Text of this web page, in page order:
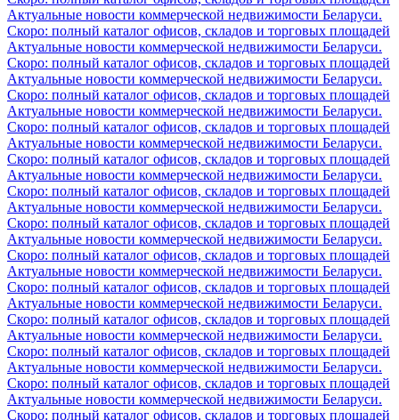
Актуальные новости коммерческой недвижимости Беларуси.
Скоро: полный каталог офисов, складов и торговых площадей
Актуальные новости коммерческой недвижимости Беларуси.
Скоро: полный каталог офисов, складов и торговых площадей
Актуальные новости коммерческой недвижимости Беларуси.
Скоро: полный каталог офисов, складов и торговых площадей
Актуальные новости коммерческой недвижимости Беларуси.
Скоро: полный каталог офисов, складов и торговых площадей
Актуальные новости коммерческой недвижимости Беларуси.
Скоро: полный каталог офисов, складов и торговых площадей
Актуальные новости коммерческой недвижимости Беларуси.
Скоро: полный каталог офисов, складов и торговых площадей
Актуальные новости коммерческой недвижимости Беларуси.
Скоро: полный каталог офисов, складов и торговых площадей
Актуальные новости коммерческой недвижимости Беларуси.
Скоро: полный каталог офисов, складов и торговых площадей
Актуальные новости коммерческой недвижимости Беларуси.
Скоро: полный каталог офисов, складов и торговых площадей
Актуальные новости коммерческой недвижимости Беларуси.
Скоро: полный каталог офисов, складов и торговых площадей
Актуальные новости коммерческой недвижимости Беларуси.
Скоро: полный каталог офисов, складов и торговых площадей
Актуальные новости коммерческой недвижимости Беларуси.
Скоро: полный каталог офисов, складов и торговых площадей
Актуальные новости коммерческой недвижимости Беларуси.
Скоро: полный каталог офисов, складов и торговых площадей